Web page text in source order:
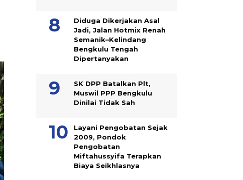
Diduga Dikerjakan Asal
Jadi, Jalan Hotmix Renah
Semanik–Kelindang
Bengkulu Tengah
Dipertanyakan
SK DPP Batalkan Plt,
Muswil PPP Bengkulu
Dinilai Tidak Sah
Layani Pengobatan Sejak
2009, Pondok
Pengobatan
Miftahussyifa Terapkan
Biaya Seikhlasnya